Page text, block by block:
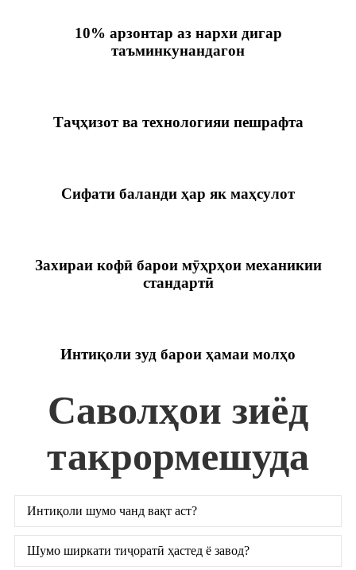
10% арзонтар аз нархи дигар
таъминкунандагон
Таҷҳизот ва технологияи пешрафта
Сифати баланди ҳар як маҳсулот
Захираи кофӣ барои мӯҳрҳои механикии
стандартӣ
Интиқоли зуд барои ҳамаи молҳо
Саволҳои зиёд
такрормешуда
Интиқоли шумо чанд вақт аст?
Шумо ширкати тиҷоратӣ ҳастед ё завод?